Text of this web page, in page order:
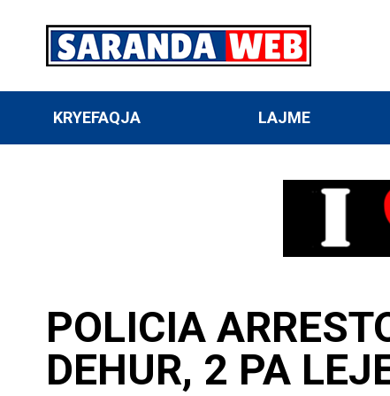
KRYEFAQJA LAJME
POLICIA
DEHUR, 2 PA